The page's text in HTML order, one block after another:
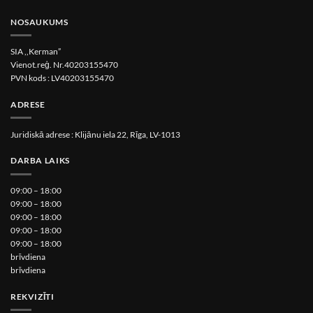
NOSAUKUMS
SIA ,,Kerman”
Vienot.reģ. Nr.40203155470
PVN kods : LV40203155470
ADRESE
Juridiskā adrese : Klijānu iela 22, Rīga, LV-1013
DARBA LAIKS
09:00 – 18:00
09:00 – 18:00
09:00 – 18:00
09:00 – 18:00
09:00 – 18:00
brīvdiena
brīvdiena
REKVIZĪTI